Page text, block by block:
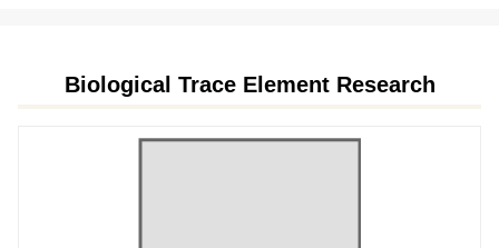
Biological Trace Element Research